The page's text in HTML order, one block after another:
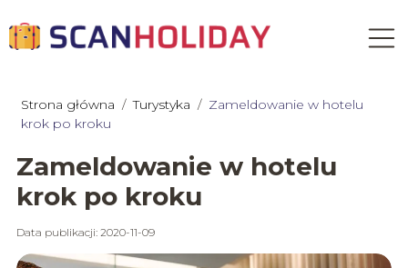
Strona główna /Turystyka / Zameldowanie w hotelu
krok po kroku
Zameldowanie w hotelu
krok po kroku
Data publikacji: 2020-11-09